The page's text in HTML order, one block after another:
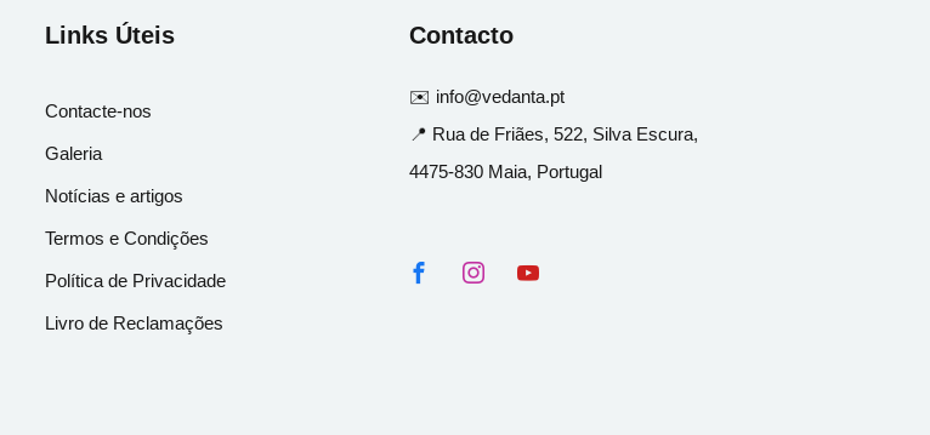
Links Úteis
Contacte-nos
Galeria
Notícias e artigos
Termos e Condições
Política de Privacidade
Livro de Reclamações
Contacto
✉️ info@vedanta.pt
📍 Rua de Friães, 522, Silva Escura,
4475-830 Maia, Portugal